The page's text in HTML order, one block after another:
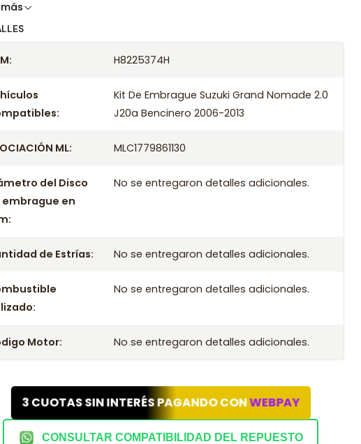
H8225374H
Kit De Embrague Suzuki Grand Nomade 2.0
J20a Bencinero 2006-2013
ML: MLC1779861130
del Disco
embrague en
No se entregaron detalles adicionales.
de Estrías: No se entregaron detalles adicionales.
No se entregaron detalles adicionales.
Motor: No se entregaron detalles adicionales.
3 CUOTAS SIN INTERÉS PAGANDO CONWEBPAY
CONSULTAR COMPATIBILIDAD DEL REPUESTO